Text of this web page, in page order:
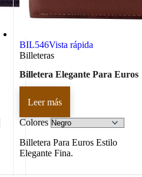
BIL546Vista rápida
Billeteras
Billetera Elegante Para Euros
Leer más
Colores
Billetera Para Euros Estilo
Elegante Fina.